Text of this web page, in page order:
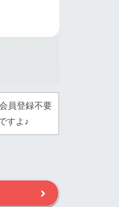
員登録不要
すよ♪